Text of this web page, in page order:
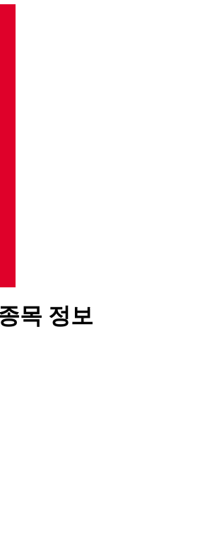
목 정보